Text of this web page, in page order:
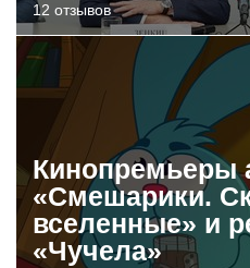
12 отзывов
Кинопремьеры
«Смешарики.
вселенные» и
«Чучела»